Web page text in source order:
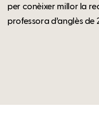
per conèixer millor la
professora d’anglès de